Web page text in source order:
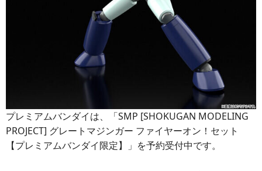
プレミアムバンダイは、「SMP [SHOKUGAN MODELING
PROJECT] グレートマジンガー ファイヤーオン！セット
【プレミアムバンダイ限定】」を予約受付中です。